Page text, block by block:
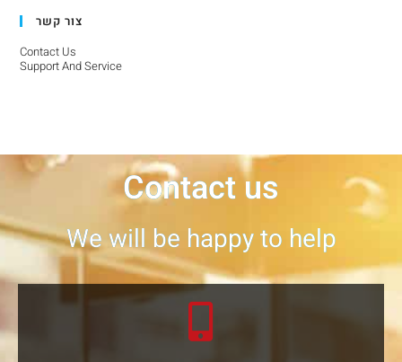
צור קשר
Contact Us
Support And Service
Contact us
We will be happy to help